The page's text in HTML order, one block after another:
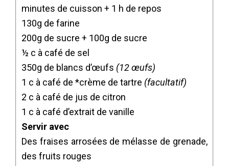
minutes de cuisson + 1 h de repos
130g de farine
200g de sucre + 100g de sucre
½ c à café de sel
350g de blancs d’œufs (12 œufs)
1 c à café de *crème de tartre (facultatif)
2 c à café de jus de citron
1 c à café d’extrait de vanille
Servir avec
Des fraises arrosées de mélasse de grenade,
des fruits rouges